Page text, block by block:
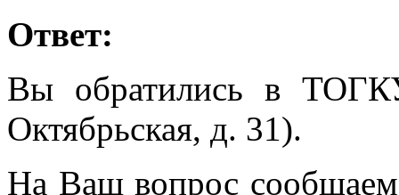
Ответ:
Вы обратились в
Октябрьская, д. 31).
На Ваш вопрос сообщаем,